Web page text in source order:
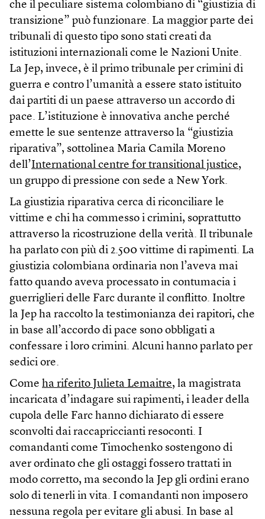
che il peculiare sistema colombiano di “giustizia di
transizione” può funzionare. La maggior parte dei
tribunali di questo tipo sono stati creati da
istituzioni internazionali come le Nazioni Unite.
La Jep, invece, è il primo tribunale per crimini di
guerra e contro l’umanità a essere stato istituito
dai partiti di un paese attraverso un accordo di
pace. L’istituzione è innovativa anche perché
emette le sue sentenze attraverso la “giustizia
riparativa”, sottolinea Maria Camila Moreno
dell’International centre for transitional justice,
un gruppo di pressione con sede a New York.
La giustizia riparativa cerca di riconciliare le
vittime e chi ha commesso i crimini, soprattutto
attraverso la ricostruzione della verità. Il tribunale
ha parlato con più di 2.500 vittime di rapimenti. La
giustizia colombiana ordinaria non l’aveva mai
fatto quando aveva processato in contumacia i
guerriglieri delle Farc durante il conflitto. Inoltre
la Jep ha raccolto la testimonianza dei rapitori, che
in base all’accordo di pace sono obbligati a
confessare i loro crimini. Alcuni hanno parlato per
sedici ore.
Come ha riferito Julieta Lemaitre, la magistrata
incaricata d’indagare sui rapimenti, i leader della
cupola delle Farc hanno dichiarato di essere
sconvolti dai raccapriccianti resoconti. I
comandanti come Timochenko sostengono di
aver ordinato che gli ostaggi fossero trattati in
modo corretto, ma secondo la Jep gli ordini erano
solo di tenerli in vita. I comandanti non imposero
nessuna regola per evitare gli abusi. In base al